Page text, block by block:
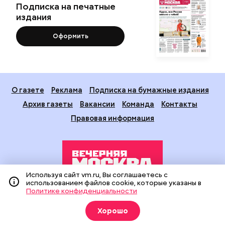
Подписка на печатные
издания
Оформить
О газете Реклама
Подписка на бумажные издания
Архив газеты
Вакансии Команда
Контакты
Правовая информация
Издание создано при финансовой поддержке Департамента
средств массовой информации и рекламы города Москвы.
На сайте применяются рекомендательные технологии
(информационные технологии предоставления информации
Используя сайт vm.ru, Вы соглашаетесь с
использованием файлов cookie, которые указаны в
Политике конфиденциальности
Хорошо